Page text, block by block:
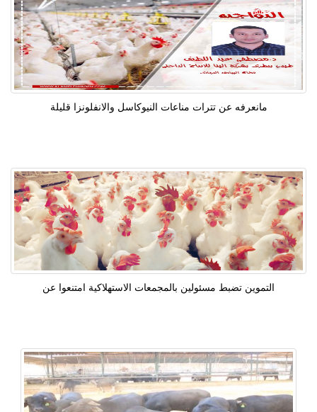
مانعرفه عن تترات مناعات النيوكاسل والانفلونزا قليلة
التموين تضبط مسئولين بالمجمعات الاستهلاكية امتنعوا عن